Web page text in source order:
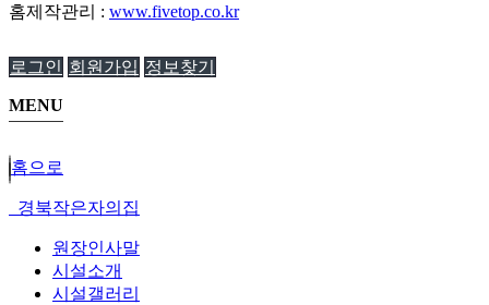
홈제작관리 : www.fivetop.co.kr
로그인 회원가입 정보찾기
MENU
홈으로
경북작은자의집
원장인사말
시설소개
시설갤러리